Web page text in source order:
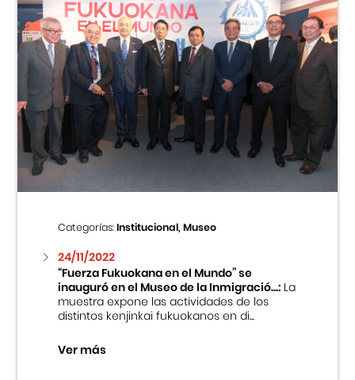
Categorías:Institucional, Museo
24/11/2022
“Fuerza Fukuokana en el Mundo” se
inauguró en el Museo de la Inmigració...:La
muestra expone las actividades de los
distintos kenjinkai fukuokanos en di...
Ver más